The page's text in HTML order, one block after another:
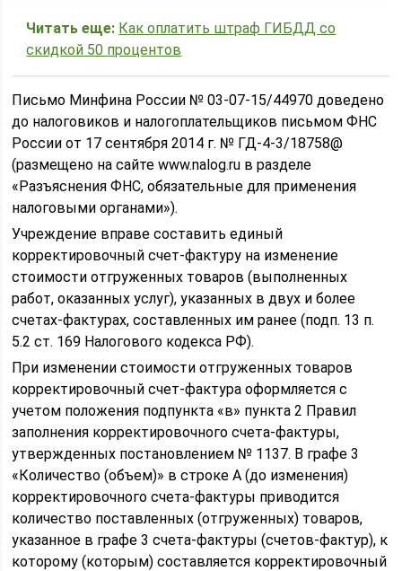
Читать еще: Как оплатить штраф ГИБДД со
скидкой 50 процентов
Письмо Минфина России № 03-07-15/44970 доведено
до налоговиков и налогоплательщиков письмом ФНС
России от 17 сентября 2014 г. № ГД-4-3/18758@
(размещено на сайте www.nalog.ru в разделе
«Разъяснения ФНС, обязательные для применения
налоговыми органами»).
Учреждение вправе составить единый
корректировочный счет-фактуру на изменение
стоимости отгруженных товаров (выполненных
работ, оказанных услуг), указанных в двух и более
счетах-фактурах, составленных им ранее (подп. 13 п.
5.2 ст. 169 Налогового кодекса РФ).
При изменении стоимости отгруженных товаров
корректировочный счет-фактура оформляется с
учетом положения подпункта «в» пункта 2 Правил
заполнения корректировочного счета-фактуры,
утвержденных постановлением № 1137. В графе 3
«Количество (объем)» в строке А (до изменения)
корректировочного счета-фактуры приводится
количество поставленных (отгруженных) товаров,
указанное в графе 3 счета-фактуры (счетов-фактур), к
которому (которым) составляется корректировочный